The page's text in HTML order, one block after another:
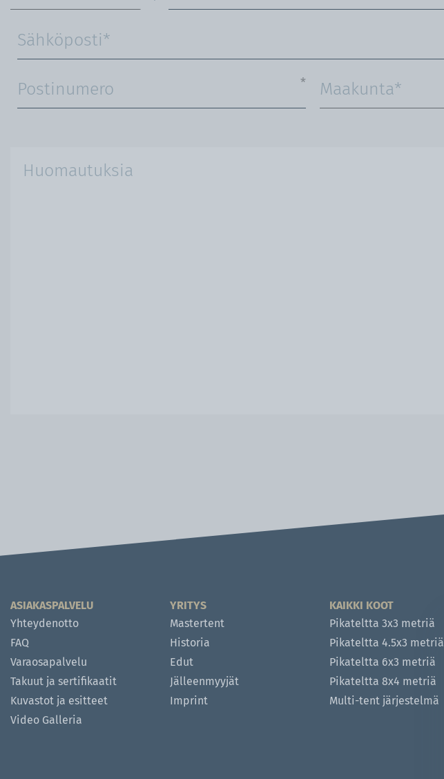
*
ASIAKASPALVELU
Yhteydenotto
FAQ
Varaosapalvelu
Takuut ja sertifikaatit
Kuvastot ja esitteet
Video Galleria
YRITYS
Mastertent
Historia
Edut
Jälleenmyyjät
Imprint
KAIKKI KOOT
Pikateltta 3x3 metriä
Pikateltta 4.5x3 metriä
Pikateltta ​​​​​​​6x3 metriä
Pikateltta ​​​​​​​8x4 metriä
Multi-tent järjestelmä